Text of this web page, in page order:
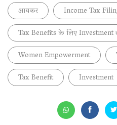
आयकर
Income Tax
Tax Benefits के लिए Investment
Women Empowerment
Tax Benefit
Investment